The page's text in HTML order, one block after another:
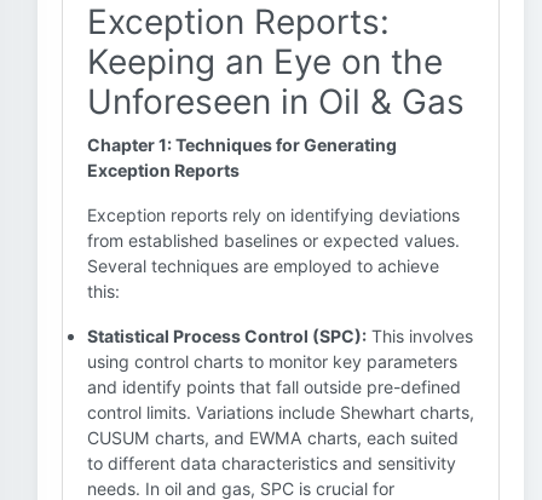
Exception Reports:
Keeping an Eye on the
Unforeseen in Oil & Gas
Chapter 1: Techniques for Generating
Exception Reports
Exception reports rely on identifying deviations
from established baselines or expected values.
Several techniques are employed to achieve
this:
Statistical Process Control (SPC): This involves
using control charts to monitor key parameters
and identify points that fall outside pre-defined
control limits. Variations include Shewhart charts,
CUSUM charts, and EWMA charts, each suited
to different data characteristics and sensitivity
needs. In oil and gas, SPC is crucial for